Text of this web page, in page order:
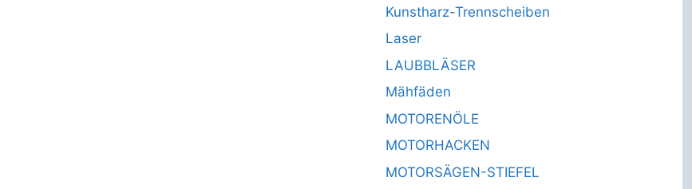
Kunstharz-Trennscheiben
Laser
LAUBBLÄSER
Mähfäden
MOTORENÖLE
MOTORHACKEN
MOTORSÄGEN-STIEFEL